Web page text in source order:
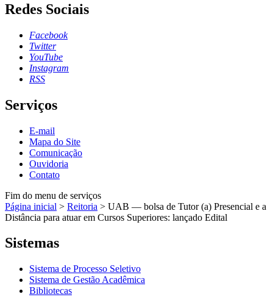
Redes Sociais
Facebook
Twitter
YouTube
Instagram
RSS
Serviços
E-mail
Mapa do Site
Comunicação
Ouvidoria
Contato
Fim do menu de serviços
Página inicial > Reitoria > UAB — bolsa de Tutor (a) Presencial e a
Distância para atuar em Cursos Superiores: lançado Edital
Sistemas
Sistema de Processo Seletivo
Sistema de Gestão Acadêmica
Bibliotecas